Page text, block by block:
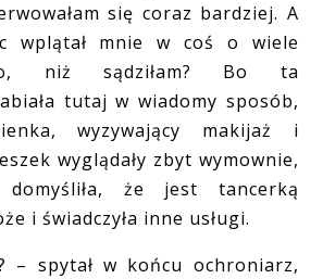
się coraz bardziej. A
wplątał mnie w coś o wiele
niż sądziłam? Bo ta
tutaj w wiadomy sposób,
wyzywający makijaż i
wyglądały zbyt wymownie,
że jest tancerką
i świadczyła inne usługi.
– spytał w końcu ochroniarz,